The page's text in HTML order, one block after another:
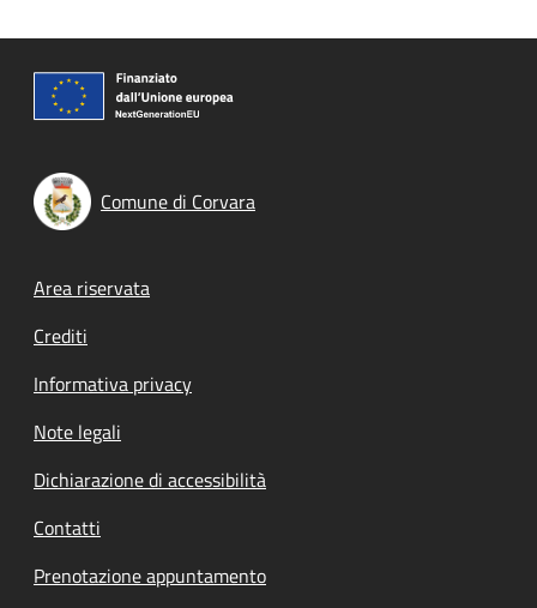
Comune di Corvara
Footer menu
Area riservata
Crediti
Informativa privacy
Note legali
Dichiarazione di accessibilità
Contatti
Prenotazione appuntamento